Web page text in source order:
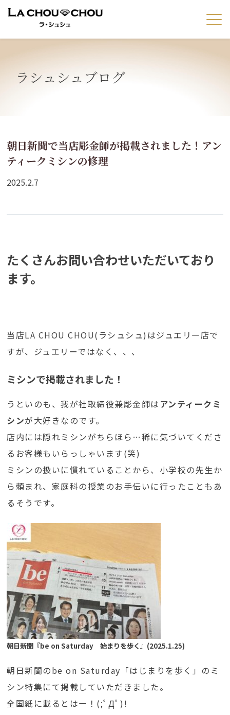
ラシュシュブログ
朝日新聞で当店彫金師が掲載されました！アン
ティークミシンの修理
2025.2.7
たくさんお問い合わせいただいており
ます。
当店LA CHOU CHOU(ラシュシュ)はジュエリー店で
すが、ジュエリーではなく、、、
ミシンで掲載されました！
うといのも、我が社取締役兼彫金師は アンティークミ
シンが大好きなのです。
店内には隠れミシンがちらほら…稀に気づいてくださ
るお客様もいらっしゃいます(笑)
ミシンの扱いに慣れていることから、小学校の先生か
ら頼まれ、家庭科の授業のお手伝いに行ったこともあ
るそうです。
朝日新聞『be on Saturday 始まりを歩く』(2025.1.25)
朝日新聞のbe on Saturday「はじまりを歩く」のミ
シン特集にて掲載していただきました。
全国紙に載るとはー！(;ﾟДﾟ)!